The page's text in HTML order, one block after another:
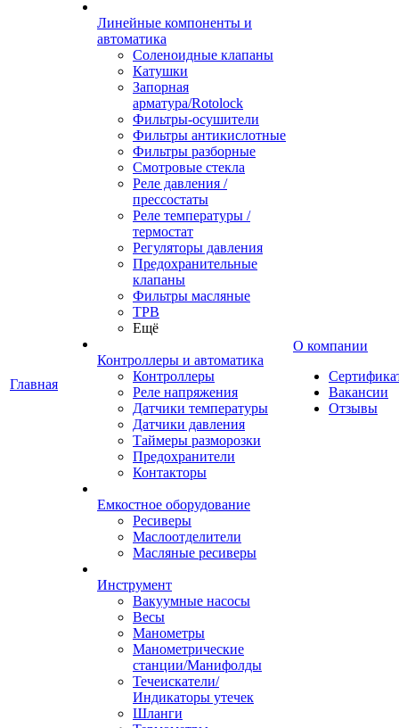
Главная
Линейные компоненты и
автоматика
Соленоидные клапаны
Катушки
Запорная
арматура/Rotolock
Фильтры-осушители
Фильтры антикислотные
Фильтры разборные
Смотровые стекла
Реле давления /
прессостаты
Реле температуры /
термостат
Регуляторы давления
Предохранительные
клапаны
Фильтры масляные
ТРВ
Ещё
Контроллеры и автоматика
Контроллеры
Реле напряжения
Датчики температуры
Датчики давления
Таймеры разморозки
Предохранители
Контакторы
Емкостное оборудование
Ресиверы
Маслоотделители
Масляные ресиверы
Инструмент
Вакуумные насосы
Весы
Манометры
Манометрические
станции/Манифолды
Течеискатели/
Индикаторы утечек
Шланги
О компании
Вакансии
Отзывы